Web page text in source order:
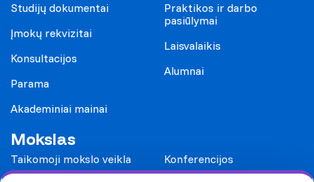
Studijų dokumentai
Įmokų rekvizitai
Konsultacijos
Parama
Akademiniai mainai
Praktikos ir darbo
pasiūlymai
Laisvalaikis
Alumnai
Mokslas
Taikomoji mokslo veikla
Konferencijos